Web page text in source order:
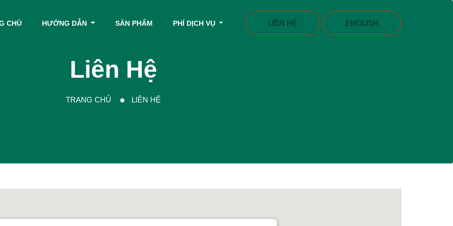
CHỦ HƯỚNG DẪN SẢN PHẨM PHÍ DỊCH VỤ LIÊN HỆ ENGLISH
Liên Hệ
TRANG CHỦ LIÊN HỆ